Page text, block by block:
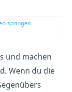
springen
und machen
Wenn du die